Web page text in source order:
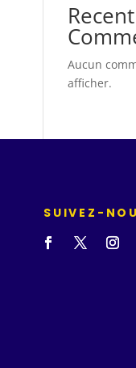
Recent
Aucun
afficher.
SUIVEZ-